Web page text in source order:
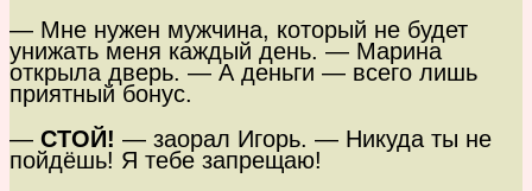
— Мне нужен мужчина, который не будет
унижать меня каждый день. — Марина
открыла дверь. — А деньги — всего лишь
приятный бонус.
— СТОЙ! — заорал Игорь. — Никуда ты не
пойдёшь! Я тебе запрещаю!